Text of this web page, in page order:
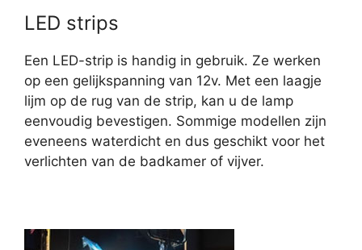
LED strips
Een LED-strip is handig in gebruik. Ze werken
op een gelijkspanning van 12v. Met een laagje
lijm op de rug van de strip, kan u de lamp
eenvoudig bevestigen. Sommige modellen zijn
eveneens waterdicht en dus geschikt voor het
verlichten van de badkamer of vijver.